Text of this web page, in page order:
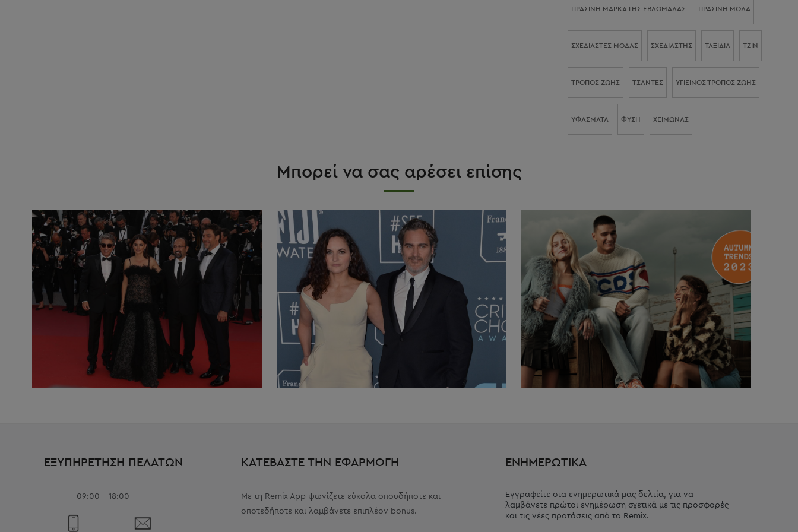
ΠΡΆΣΙΝΗ ΜΆΡΚΑ ΤΗΣ ΕΒΔΟΜΆΔΑΣ ΠΡΆΣΙΝΗ ΜΌΔΑ
ΣΧΕΔΙΑΣΤΈΣ ΜΌΔΑΣ ΣΧΕΔΙΑΣΤΉΣ ΤΑΞΊΔΙΑ ΤΖΙΝ
ΤΡΌΠΟΣ ΖΩΉΣ ΤΣΆΝΤΕΣ ΥΓΙΕΙΝΌΣ ΤΡΌΠΟΣ ΖΩΉΣ
ΥΦΆΣΜΑΤΑ ΦΎΣΗ ΧΕΙΜΏΝΑΣ
Μπορεί να σας αρέσει επίσης
ΕΞΥΠΗΡΕΤΗΣΗ ΠΕΛΑΤΩΝ
09:00 - 18:00
ΚΑΤΕΒΑΣΤΕ ΤΗΝ ΕΦΑΡΜΟΓΗ
Με τη Remix App ψωνίζετε εύκολα οπουδήποτε και
οποτεδήποτε και λαμβάνετε επιπλέον bonus.
ΕΝΗΜΕΡΩΤΙΚΑ
Εγγραφείτε στα ενημερωτικά μας δελτία, για να
λαμβάνετε πρώτοι ενημέρωση σχετικά με τις προσφορές
και τις νέες προτάσεις από το Remix.